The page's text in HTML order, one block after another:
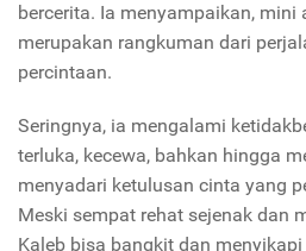
bercerita. Ia menyampaikan,
merupakan rangkuman dari
percintaan.
Seringnya, ia mengalami
terluka, kecewa, bahkan hingga
menyadari ketulusan cinta yang
Meski sempat rehat sejenak dan
Kaleb bisa bangkit dan